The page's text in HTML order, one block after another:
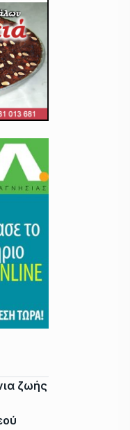
ζωής